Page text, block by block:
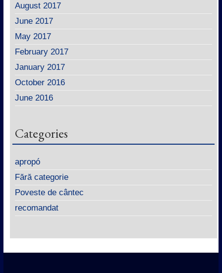
August 2017
June 2017
May 2017
February 2017
January 2017
October 2016
June 2016
Categories
apropó
Fără categorie
Poveste de cântec
recomandat